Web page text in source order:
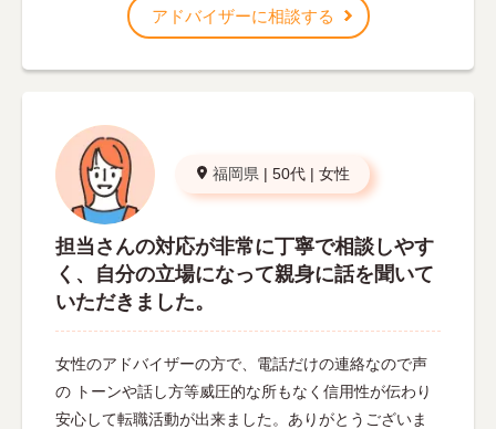
アドバイザーに相談する
福岡県 | 50代 | 女性
担当さんの対応が非常に丁寧で相談しやす
く、自分の立場になって親身に話を聞いて
いただきました。
女性のアドバイザーの方で、電話だけの連絡なので声
の トーンや話し方等威圧的な所もなく信用性が伝わり
安心して転職活動が出来ました。ありがとうございま